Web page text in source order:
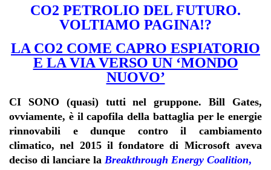
CO2 PETROLIO DEL FUTURO.
VOLTIAMO PAGINA!?
LA CO2 COME CAPRO ESPIATORIO
E LA VIA VERSO UN ‘MONDO
NUOVO’
CI SONO (quasi) tutti nel gruppone.Bill Gates,
ovviamente, è il capofila della battaglia per le energie
rinnovabili e dunque contro il cambiamento
climatico, nel 2015 il fondatore di Microsoft aveva
deciso di lanciare la Breakthrough Energy Coalition,